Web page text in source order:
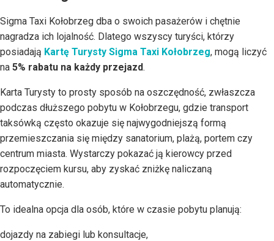
Sigma Taxi Kołobrzeg dba o swoich pasażerów i chętnie
nagradza ich lojalność. Dlatego wszyscy turyści, którzy
posiadają Kartę Turysty Sigma Taxi Kołobrzeg, mogą liczyć
na 5% rabatu na każdy przejazd.
Karta Turysty to prosty sposób na oszczędność, zwłaszcza
podczas dłuższego pobytu w Kołobrzegu, gdzie transport
taksówką często okazuje się najwygodniejszą formą
przemieszczania się między sanatorium, plażą, portem czy
centrum miasta. Wystarczy pokazać ją kierowcy przed
rozpoczęciem kursu, aby zyskać zniżkę naliczaną
automatycznie.
To idealna opcja dla osób, które w czasie pobytu planują:
dojazdy na zabiegi lub konsultacje,